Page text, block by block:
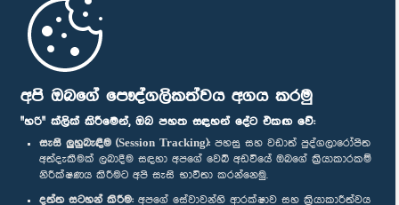
අපි ඔබගේ පෞද්ගලිකත්වය අගය කරමු
"හරි" ක්ලික් කිරීමෙන්, ඔබ පහත සඳහන් දේට එකඟ වේ:
සැසි ලුහුබැඳීම (Session Tracking): පහසු සහ වඩාත් පුද්ගලාරෝපිත
අත්දැකීමක් ලබාදීම සඳහා අපගේ වෙබ් අඩවියේ ඔබගේ ක්‍රියාකාරකම්
නිරීක්ෂණය කිරීමට අපි සැසි භාවිතා කරන්නෙමු.
දත්ත සටහන් කිරීම: අපගේ සේවාවන්හි ආරක්ෂාව සහ ක්‍රියාකාරීත්වය
මුල් පිටුව
පාර්ලිමේන්තු ජංගම යෙදුම
අප හා සම්බන්ධ වී සිටින්න :